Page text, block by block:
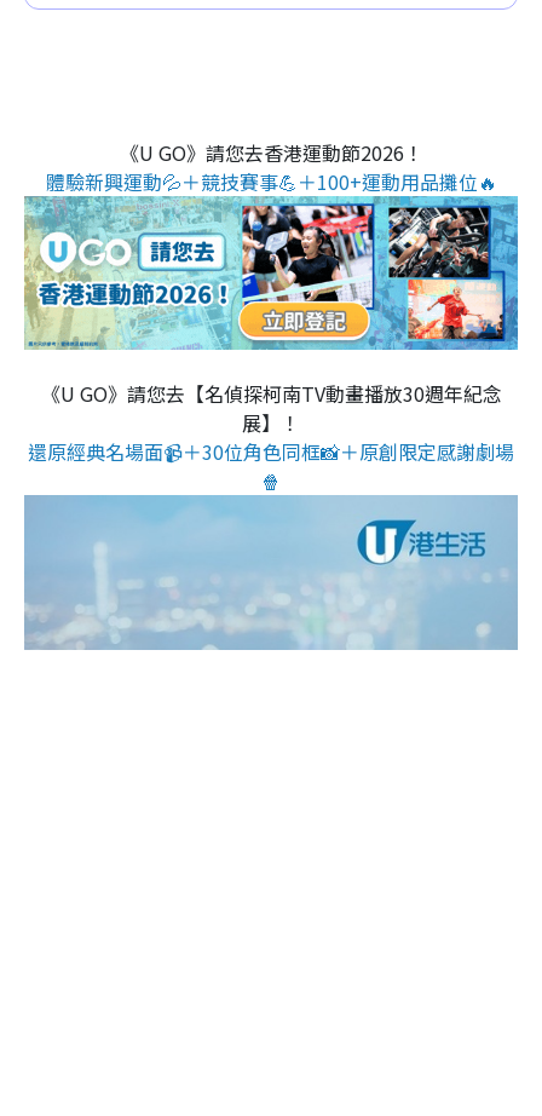
《U GO》請您去香港運動節2026！
體驗新興運動💦＋競技賽事💪＋100+運動用品攤位🔥
《U GO》請您去【名偵探柯南TV動畫播放30週年紀念
展】！
還原經典名場面📹＋30位角色同框📸＋原創限定感謝劇場
🍿